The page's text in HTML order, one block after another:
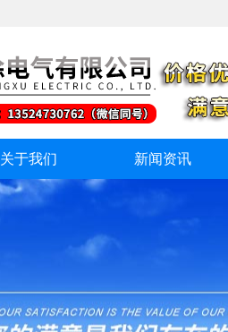
关于我们 新闻资讯